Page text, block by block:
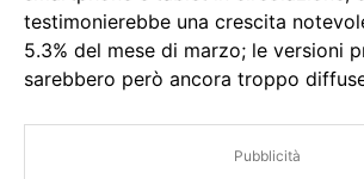
testimonierebbe una crescita
5.3% del mese di marzo; le versioni
sarebbero però ancora troppo
Pubblicità